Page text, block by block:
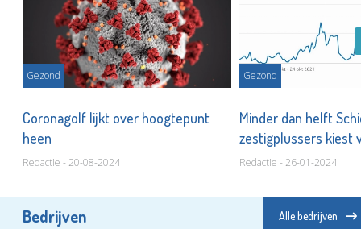
Gezond
Coronagolf lijkt over hoogtepunt
heen
Redactie - 20-08-2024
Gezond
Minder dan helft
zestigplussers kiest
Redactie - 26-01-2024
Bedrijven Alle bedrijven